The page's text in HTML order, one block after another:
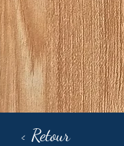
< Retour